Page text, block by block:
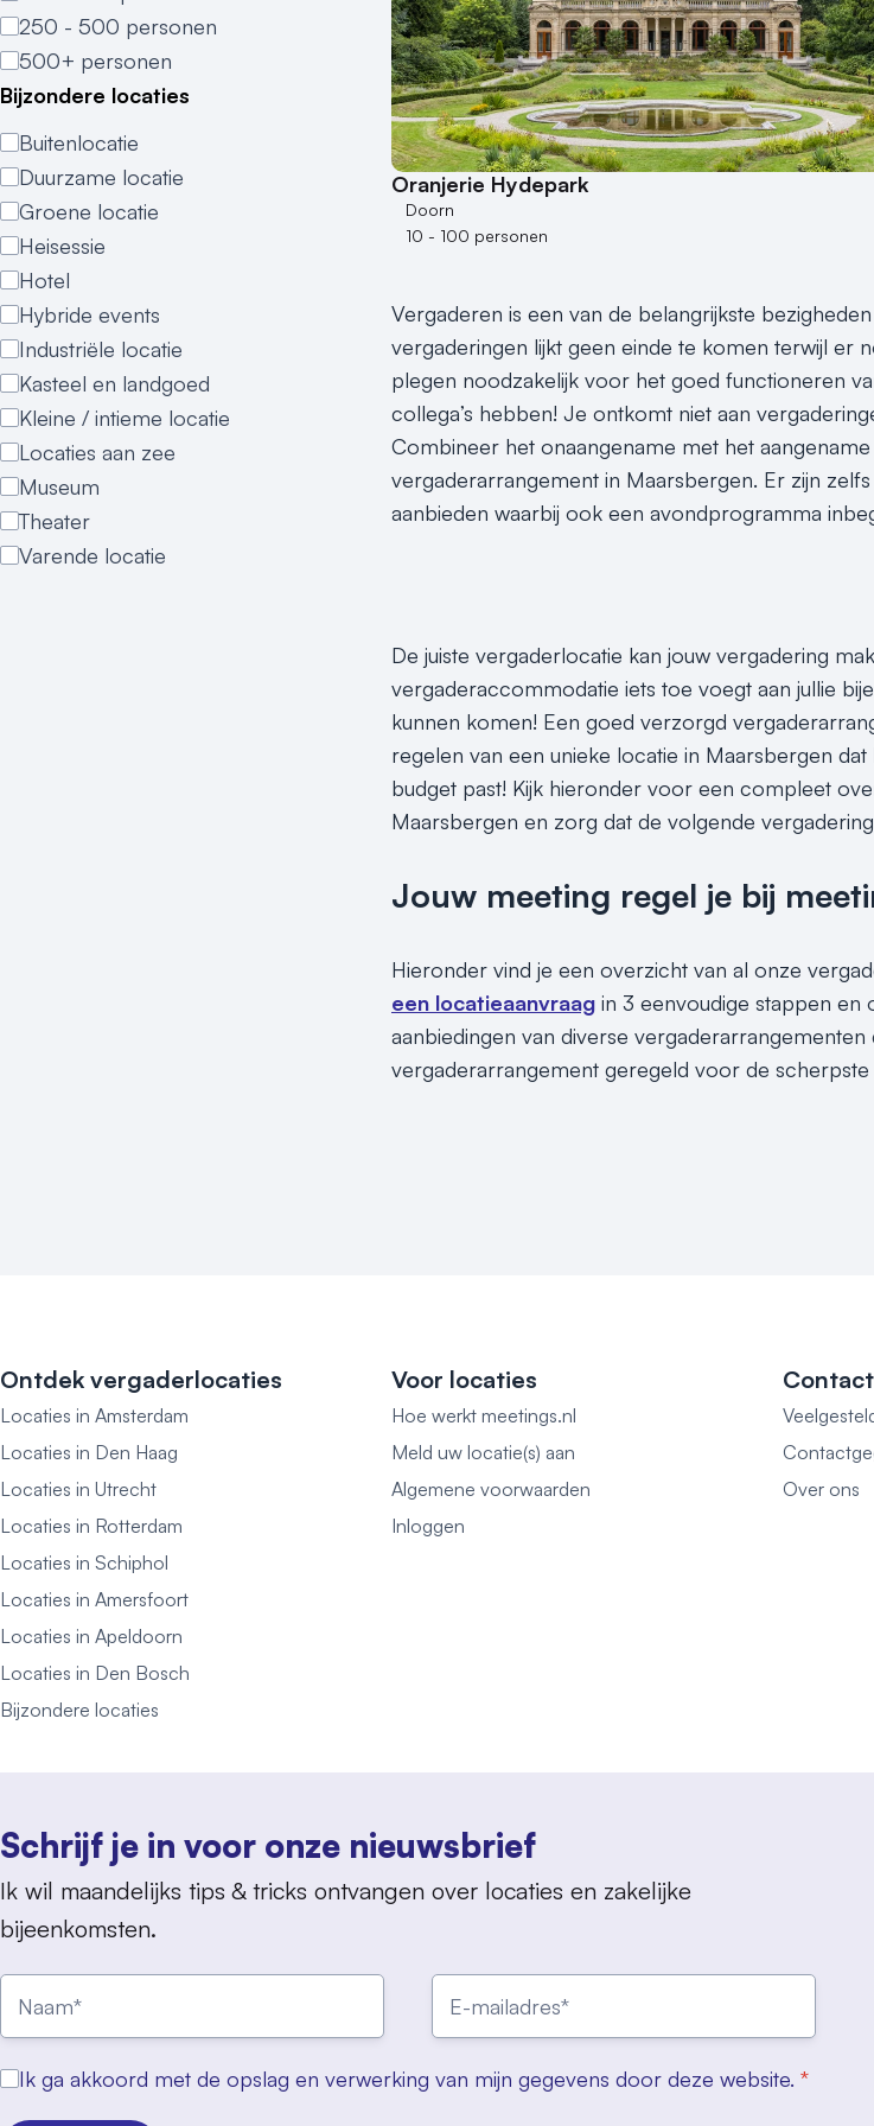
250 - 500 personen
500+ personen
Bijzondere locaties
Buitenlocatie
Duurzame locatie
Groene locatie
Heisessie
Hotel
Hybride events
Industriële locatie
Kasteel en landgoed
Kleine / intieme locatie
Locaties aan zee
Museum
Theater
Varende locatie
Oranjerie Hydepark
Doorn
10 - 100 personen
Vergaderen is een van de belangrijkste
vergaderingen lijkt geen einde te komen terwijl er
plegen noodzakelijk voor het goed functioneren
collega’s hebben! Je ontkomt niet aan
Combineer het onaangename met het
vergaderarrangement in Maarsbergen. Er zijn
aanbieden waarbij ook een avondprogramma
De juiste vergaderlocatie kan jouw vergadering
vergaderaccommodatie iets toe voegt aan jullie
kunnen komen! Een goed verzorgd
regelen van een unieke locatie in Maarsbergen
budget past! Kijk hieronder voor een compleet
Maarsbergen en zorg dat de volgende
Jouw meeting regel je bij
Hieronder vind je een overzicht van al onze
een locatieaanvraag in 3 eenvoudige stappen en
aanbiedingen van diverse
vergaderarrangement geregeld voor de scherpste
Ontdek vergaderlocaties
Locaties in Amsterdam
Locaties in Den Haag
Locaties in Utrecht
Locaties in Rotterdam
Locaties in Schiphol
Locaties in Amersfoort
Locaties in Apeldoorn
Locaties in Den Bosch
Bijzondere locaties
Voor locaties
Hoe werkt meetings.nl
Meld uw locatie(s) aan
Algemene voorwaarden
Inloggen
Contact
Over ons
Schrijf je in voor onze nieuwsbrief
Ik wil maandelijks tips & tricks ontvangen over locaties en zakelijke
bijeenkomsten.
Ik ga akkoord met de opslag en verwerking van mijn gegevens door deze website. *